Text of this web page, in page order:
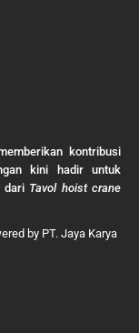
kontribusi
kini hadir untuk
dari Tavol hoist crane
by PT. Jaya Karya